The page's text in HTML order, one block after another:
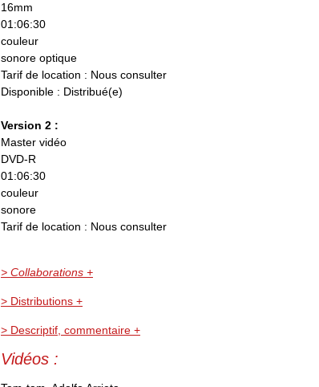
16mm
01:06:30
couleur
sonore optique
Tarif de location : Nous consulter
Disponible : Distribué(e)
Version 2 :
Master vidéo
DVD-R
01:06:30
couleur
sonore
Tarif de location : Nous consulter
> Collaborations +
> Distributions +
> Descriptif, commentaire +
Vidéos :